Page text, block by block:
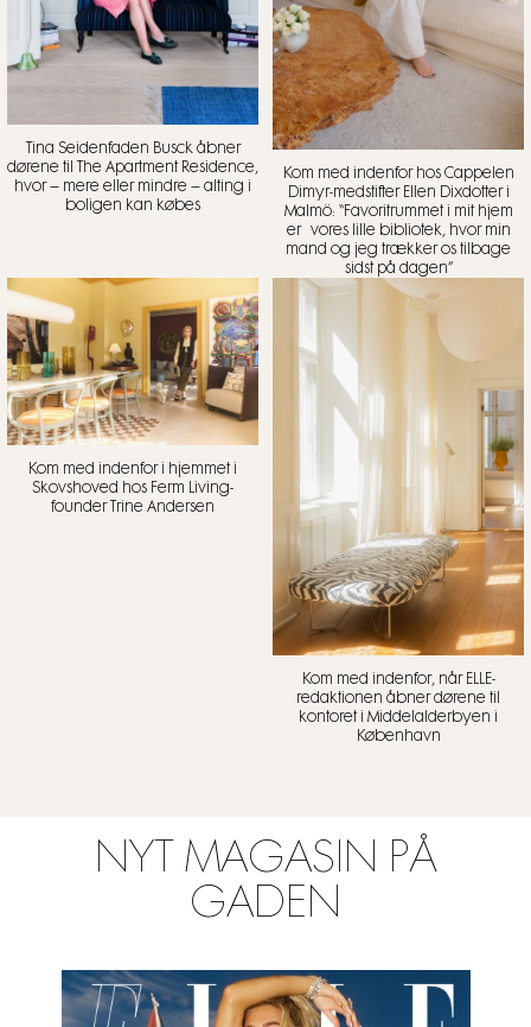
Tina Seidenfaden Busck åbner
dørene til The Apartment Residence,
hvor – mere eller mindre – alting i
boligen kan købes
Kom med indenfor hos Cappelen
Dimyr-medstifter Ellen Dixdotter i
Malmö: “Favoritrummet i mit hjem
er vores lille bibliotek, hvor min
mand og jeg trækker os tilbage
sidst på dagen”
Kom med indenfor i hjemmet i
Skovshoved hos Ferm Living-
founder Trine Andersen
Kom med indenfor, når ELLE-
redaktionen åbner dørene til
kontoret i Middelalderbyen i
København
NYT MAGASIN PÅ
GADEN